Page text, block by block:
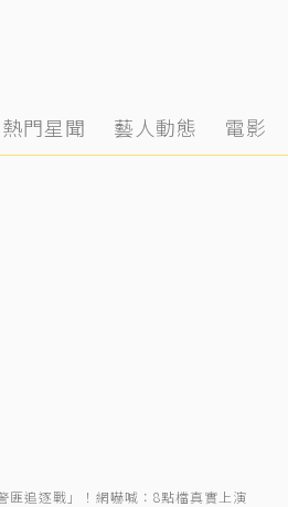
熱門星聞 藝人動態 電影
匪追逐戰」！網嚇喊：8點檔真實上演